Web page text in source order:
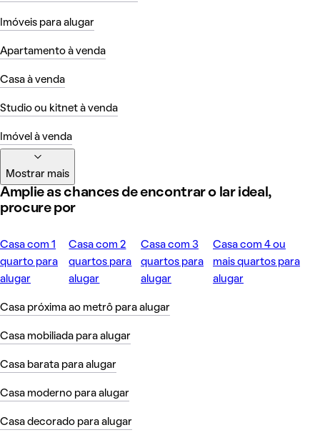
Imóveis para alugar
Apartamento à venda
Casa à venda
Studio ou kitnet à venda
Imóvel à venda
Mostrar mais
Amplie as chances de encontrar o lar ideal,
procure por
Casa com 1
quarto para
alugar
Casa com 2
quartos para
alugar
Casa com 3
quartos para
alugar
Casa com 4 ou
mais quartos para
alugar
Casa próxima ao metrô para alugar
Casa mobiliada para alugar
Casa barata para alugar
Casa moderno para alugar
Casa decorado para alugar